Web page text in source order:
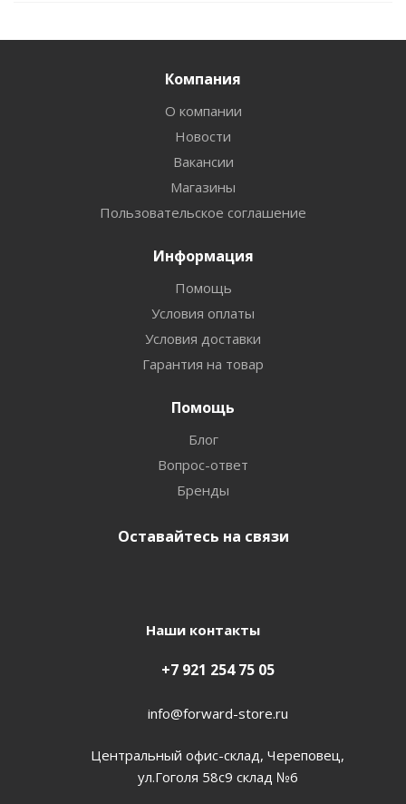
Компания
О компании
Новости
Вакансии
Магазины
Пользовательское соглашение
Информация
Помощь
Условия оплаты
Условия доставки
Гарантия на товар
Помощь
Блог
Вопрос-ответ
Бренды
Оставайтесь на связи
Наши контакты
+7 921 254 75 05
info@forward-store.ru
Центральный офис-склад, Череповец,
ул.Гоголя 58с9 склад №6